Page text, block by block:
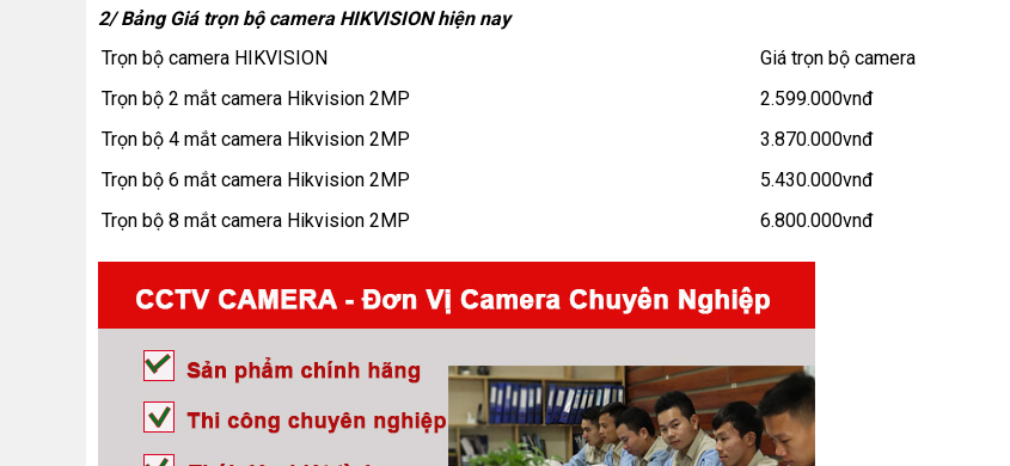
2/ Bảng Giá trọn bộ camera HIKVISION hiện nay
Trọn bộ camera HIKVISION
Giá trọn bộ camera
Trọn bộ 2 mắt camera Hikvision 2MP
2.599.000vnđ
Trọn bộ 4 mắt camera Hikvision 2MP
3.870.000vnđ
Trọn bộ 6 mắt camera Hikvision 2MP
5.430.000vnđ
Trọn bộ 8 mắt camera Hikvision 2MP
6.800.000vnđ